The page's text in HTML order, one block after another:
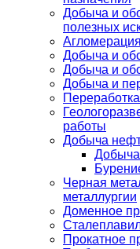
Добыча и
полезных
Добыча и
Добыча и
Добыча и
работы
Добыча
Добыча
Черная
металлургии
Доменное
Прокатное